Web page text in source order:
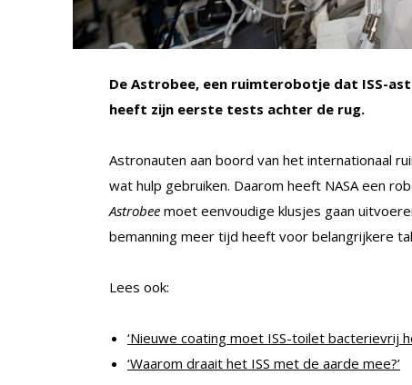
De Astrobee, een ruimterobotje dat ISS-
heeft zijn eerste tests achter de rug.
Astronauten aan boord van het internationaal
wat hulp gebruiken. Daarom heeft NASA een
Astrobee moet eenvoudige klusjes gaan
bemanning meer tijd heeft voor belangrijkere
Lees ook:
‘Nieuwe coating moet ISS-toilet bacterievrij
‘Waarom draait het ISS met de aarde mee?’